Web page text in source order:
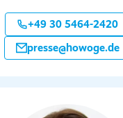
+49 30 5464-2420
presse@howoge.de